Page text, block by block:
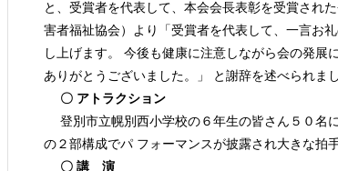
と、受賞者を代表して、本会会長表彰を受賞さ
害者福祉協会）より「受賞者を代表して、一言お
し上げます。 今後も健康に注意しながら会の発展
ありがとうございました。」 と謝辞を述べられまし
〇 アトラクション
登別市立幌別西小学校の６年生の皆さん５０名
の２部構成でパ フォーマンスが披露され大きな拍
〇 講 演